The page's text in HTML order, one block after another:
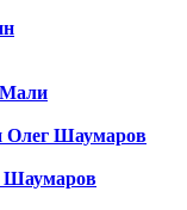
Олег Шаумаров
Шаумаров